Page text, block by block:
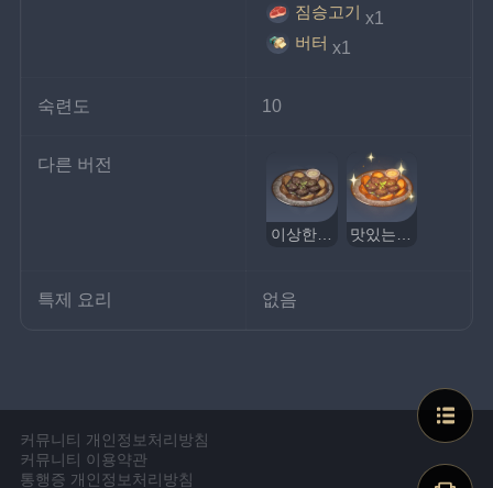
짐승고기 x1
버터 x1
숙련도 10
다른 버전
이상한 블랙 푸딩
특제 요리 없음
커뮤니티 개인정보처리방침
커뮤니티 이용약관
통행증 개인정보처리방침